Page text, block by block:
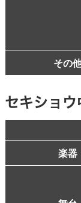
その
セキショ
楽器